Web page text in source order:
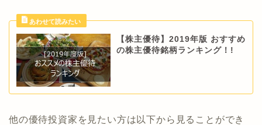
【株主優待】2019年版 おすすめ
の株主優待銘柄ランキング！!
他の優待投資家を見たい方は以下から見ることができ